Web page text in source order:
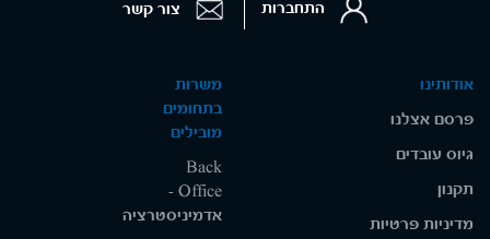
אודותינו
פרסם אצלנו
גיוס עובדים
תקנון
מדיניות פרטיות
משרות
בתחומים
מובילים
Back
Office -
אדמיניסטרציה